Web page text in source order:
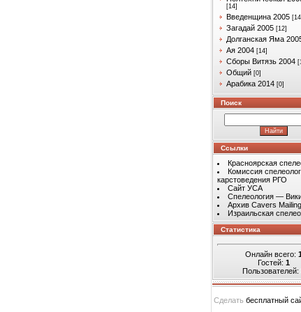
[14]
Введенщина 2005 [14]
Загадай 2005 [12]
Долганская Яма
Ая 2004 [14]
Сборы Витязь 2004
Общий [0]
Арабика 2014 [0]
Поиск
Ссылки
Красноярская
Комиссия
карстоведения РГО
Сайт УСА
Спелеология —
Архив Cavers
Израильская
Статистика
Онлайн всего:
Гостей: 1
Пользователей:
Сделать бесплатный